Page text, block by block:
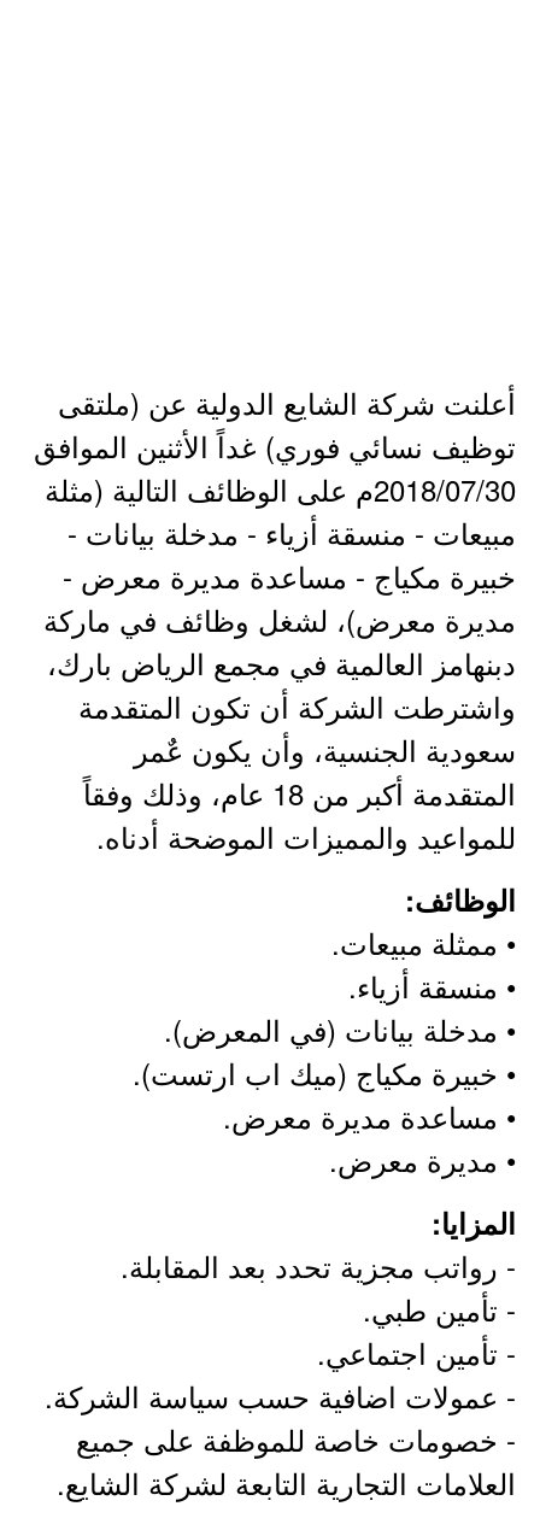
أعلنت شركة الشايع الدولية عن (ملتقى
توظيف نسائي فوري) غداً الأثنين الموافق
2018/07/30م على الوظائف التالية (مثلة
مبيعات - منسقة أزياء - مدخلة بيانات -
خبيرة مكياج - مساعدة مديرة معرض -
مديرة معرض)، لشغل وظائف في ماركة
دبنهامز العالمية في مجمع الرياض بارك،
واشترطت الشركة أن تكون المتقدمة
سعودية الجنسية، وأن يكون عٌمر
المتقدمة أكبر من 18 عام، وذلك وفقاً
للمواعيد والمميزات الموضحة أدناه.
الوظائف:
• ممثلة مبيعات.
• منسقة أزياء.
• مدخلة بيانات (في المعرض).
• خبيرة مكياج (ميك اب ارتست).
• مساعدة مديرة معرض.
• مديرة معرض.
المزايا:
- رواتب مجزية تحدد بعد المقابلة.
- تأمين طبي.
- تأمين اجتماعي.
- عمولات اضافية حسب سياسة الشركة.
- خصومات خاصة للموظفة على جميع
العلامات التجارية التابعة لشركة الشايع.